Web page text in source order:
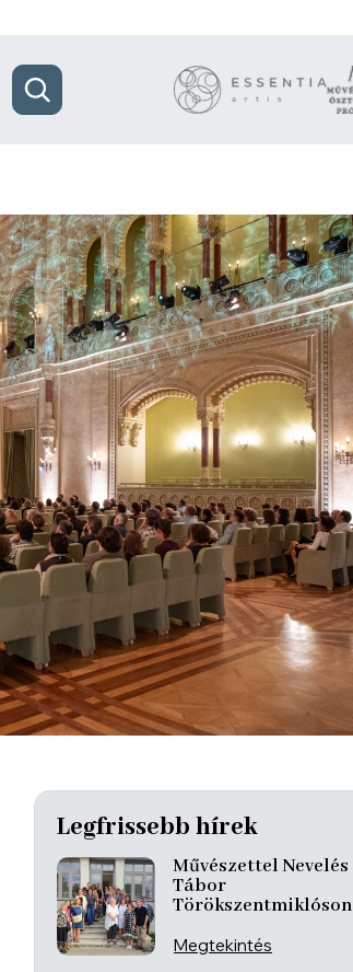
Legfrissebb hírek
Művészettel Nevelés
Tábor
Törökszentmiklóson
Megtekintés